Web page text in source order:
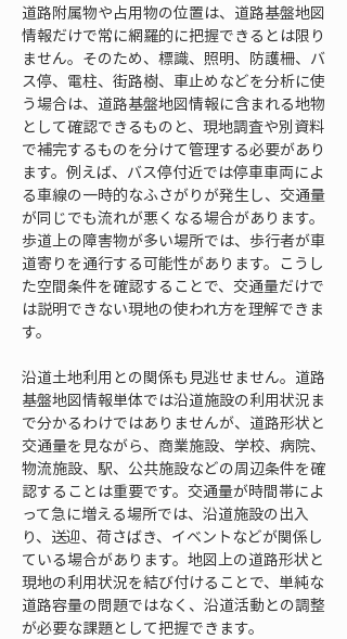
道路附属物や占用物の位置は、道路基盤地図
情報だけで常に網羅的に把握できるとは限り
ません。そのため、標識、照明、防護柵、バ
ス停、電柱、街路樹、車止めなどを分析に使
う場合は、道路基盤地図情報に含まれる地物
として確認できるものと、現地調査や別資料
で補完するものを分けて管理する必要があり
ます。例えば、バス停付近では停車車両によ
る車線の一時的なふさがりが発生し、交通量
が同じでも流れが悪くなる場合があります。
歩道上の障害物が多い場所では、歩行者が車
道寄りを通行する可能性があります。こうし
た空間条件を確認することで、交通量だけで
は説明できない現地の使われ方を理解できま
す。
沿道土地利用との関係も見逃せません。道路
基盤地図情報単体では沿道施設の利用状況ま
で分かるわけではありませんが、道路形状と
交通量を見ながら、商業施設、学校、病院、
物流施設、駅、公共施設などの周辺条件を確
認することは重要です。交通量が時間帯によ
って急に増える場所では、沿道施設の出入
り、送迎、荷さばき、イベントなどが関係し
ている場合があります。地図上の道路形状と
現地の利用状況を結び付けることで、単純な
道路容量の問題ではなく、沿道活動との調整
が必要な課題として把握できます。